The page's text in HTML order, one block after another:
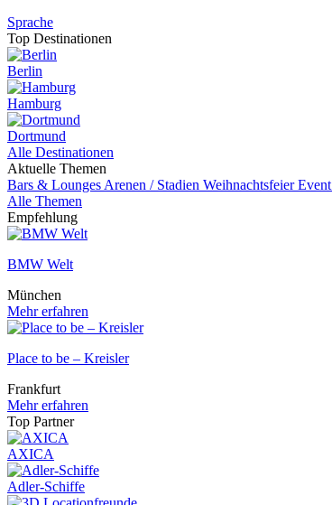
Sprache
Top Destinationen
Berlin
Hamburg
Dortmund
Alle Destinationen
Aktuelle Themen
Bars & Lounges Arenen / Stadien WeihnachtsfeierEvent
Alle Themen
Empfehlung
BMW Welt
München
Mehr erfahren
Place to be – Kreisler
Frankfurt
Mehr erfahren
Top Partner
AXICA
Adler-Schiffe